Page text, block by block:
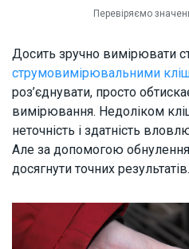
Перевіряємо
Досить зручно вимірювати
струмовимірювальними
роз’єднувати, просто
вимірювання. Недоліком
неточність і здатність
Але за допомогою
досягнути точних результатів.